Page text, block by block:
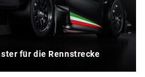
für die Rennstrecke